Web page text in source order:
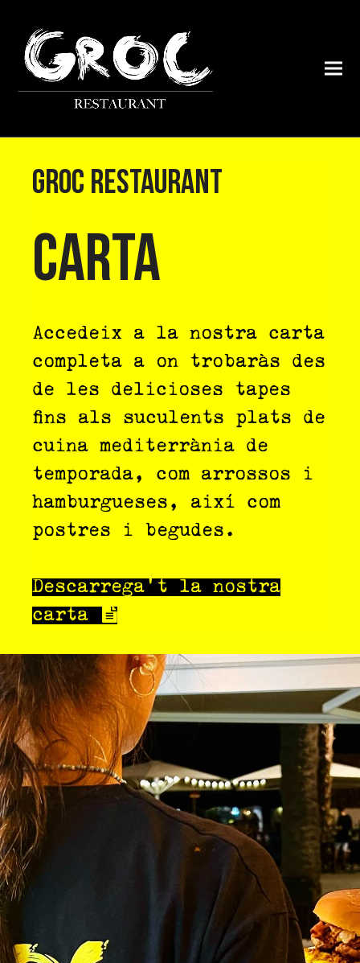
GROC RESTAURANT
CARTA
Accedeix a la nostra carta
completa a on trobaràs des
de les delicioses tapes
fins als suculents plats de
cuina mediterrània de
temporada, com arrossos i
hamburgueses, així com
postres i begudes.
Descarrega’t la nostra
carta